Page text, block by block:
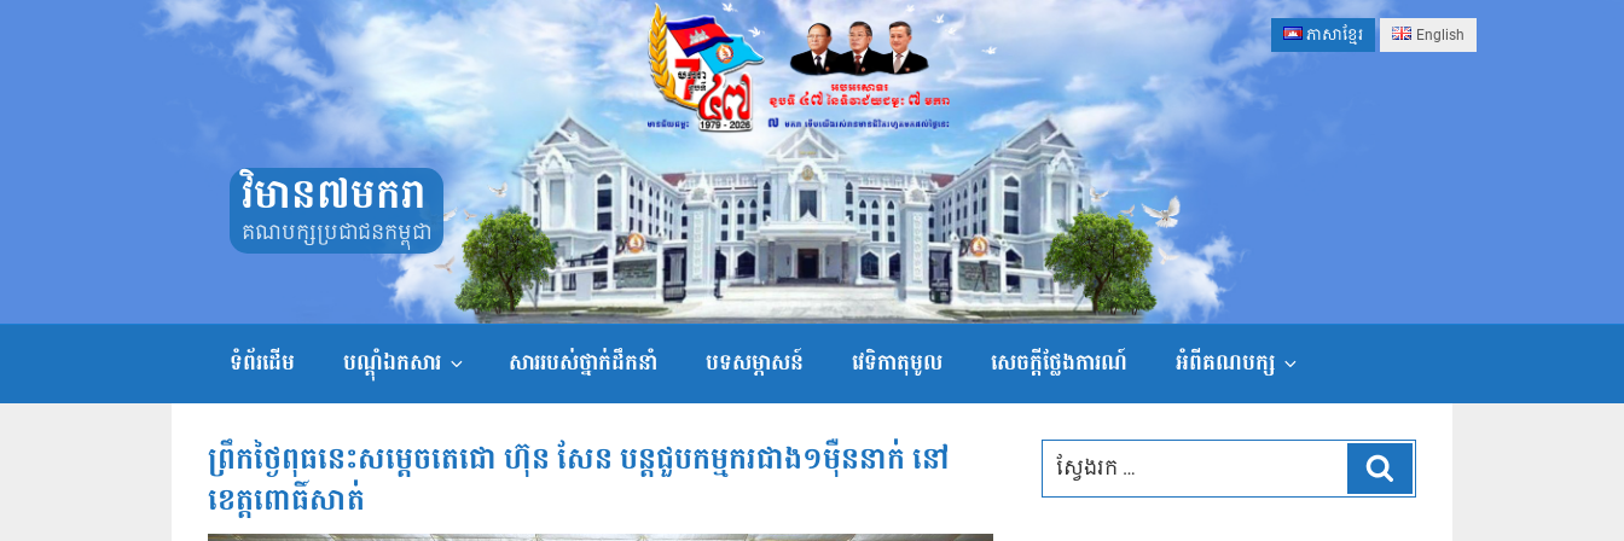
ភាសាខ្មែរ English
វិមាន៧មករា
គណបក្សប្រជាជនកម្ពុជា
ទំព័រដើម បណ្តុំឯកសារ សាររបស់ថ្នាក់ដឹកនាំ បទសម្ភាសន៍ វេទិកាតុមូល សេចក្ដីថ្លែងការណ៍ អំពីគណបក្ស
ព្រឹកថ្ងៃពុធនេះសម្តេចតេជោ ហ៊ុន សែន បន្តជួបកម្មករជាង១ម៉ឺននាក់ នៅ
ខេត្តពោធិ៍សាត់